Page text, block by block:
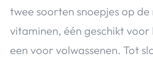
twee soorten snoepjes op
vitaminen, één geschikt voor
een voor volwassenen. Tot